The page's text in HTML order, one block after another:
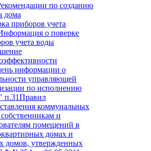
по созданию
дома
приборов учета
о поверке
учета воды
информации о
управляющей
по исполнению
п.31Правил
коммунальных
и
помещений в
домах и
домов, утвержденных